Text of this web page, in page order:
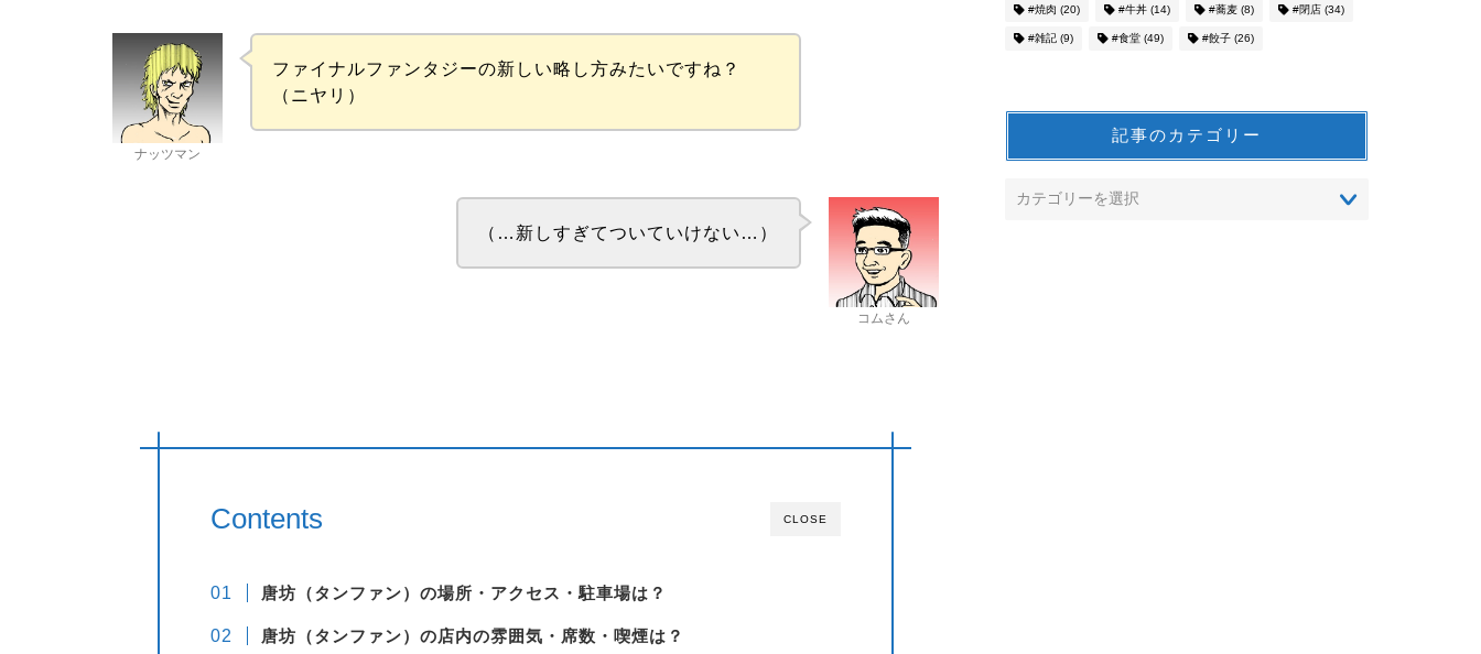
ナッツマン
ファイナルファンタジーの新しい略し方みたいですね？
（ニヤリ）
コムさん
（…新しすぎてついていけない…）
CLOSE
Contents
唐坊（タンファン）の場所・アクセス・駐車場は？
唐坊（タンファン）の店内の雰囲気・席数・喫煙は？
#焼肉 (20) #牛丼(14) #蕎麦(8) #閉店(34)
#雑記(9) #食堂(49) #餃子(26)
記事のカテゴリー